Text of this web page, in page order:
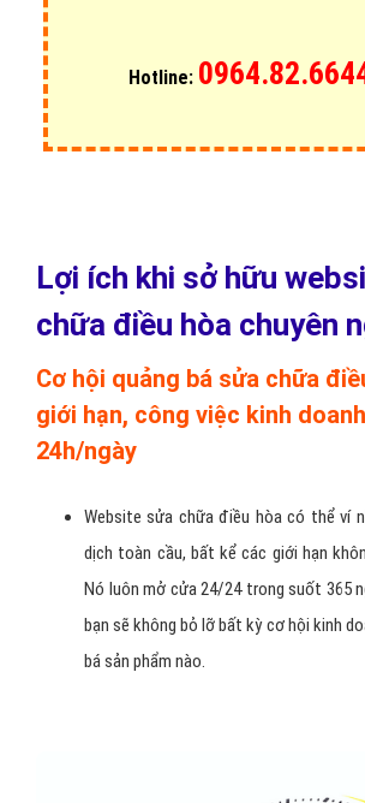
Hotline:
Lợi ích khi sở hữu
chữa điều hòa chuyên
Cơ hội quảng bá sửa chữa
giới hạn, công việc kinh
24h/ngày
Website sửa chữa điều hòa có thể ví
dịch toàn cầu, bất kể các giới hạn
Nó luôn mở cửa 24/24 trong suốt 365
bạn sẽ không bỏ lỡ bất kỳ cơ hội kinh
bá sản phẩm nào.